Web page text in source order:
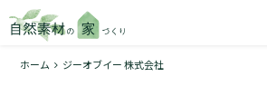
ホーム ジーオブイー 株式会社